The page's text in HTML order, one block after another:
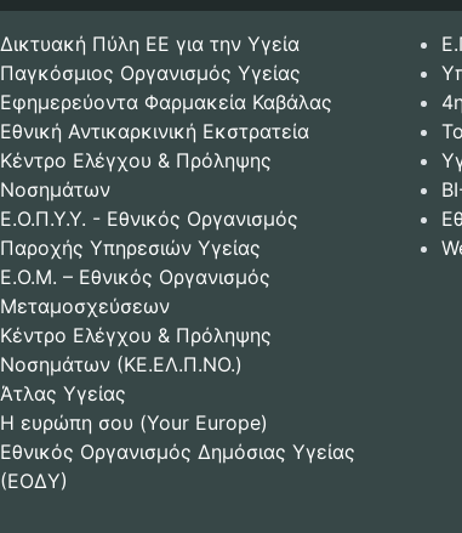
Δικτυακή Πύλη ΕΕ για την Υγεία
Παγκόσμιος Οργανισμός Υγείας
Εφημερεύοντα Φαρμακεία Καβάλας
Εθνική Αντικαρκινική Εκστρατεία
Κέντρο Ελέγχου & Πρόληψης
Νοσημάτων
Ε.Ο.Π.Υ.Υ. - Εθνικός Οργανισμός
Παροχής Υπηρεσιών Υγείας
Ε.Ο.Μ. – Εθνικός Οργανισμός
Μεταμοσχεύσεων
Κέντρο Ελέγχου & Πρόληψης
Νοσημάτων (ΚΕ.ΕΛ.Π.ΝΟ.)
Άτλας Υγείας
Η ευρώπη σου (Your Europe)
Εθνικός Οργανισμός Δημόσιας Υγείας
(ΕΟΔΥ)